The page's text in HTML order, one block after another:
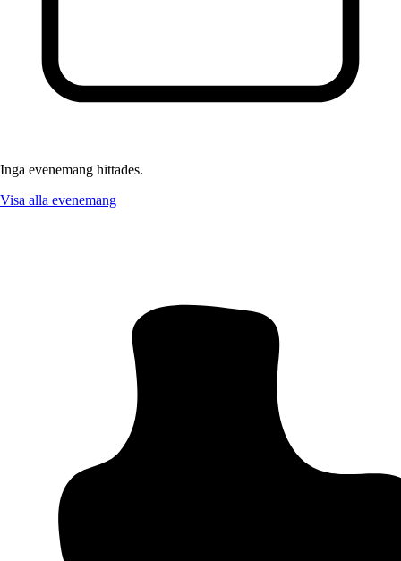
Inga evenemang hittades.
Visa alla evenemang